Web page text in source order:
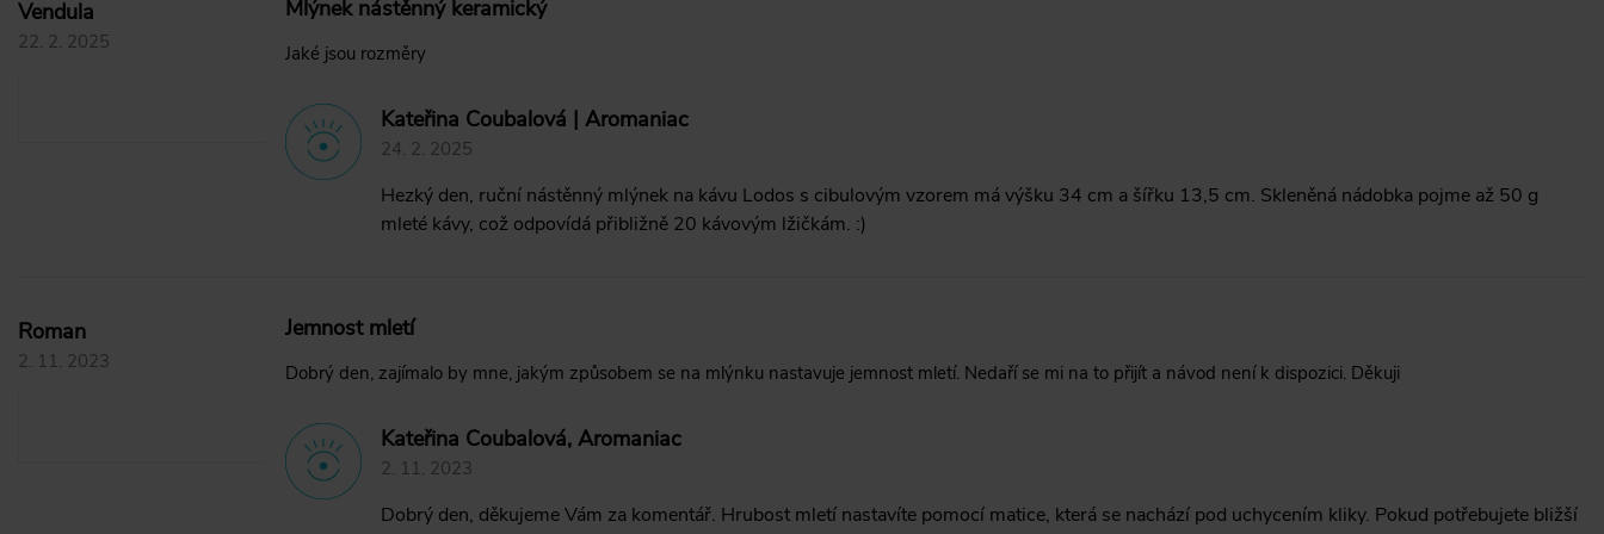
Vendula
22. 2. 2025
Mlýnek nástěnný keramický
Jaké jsou rozměry
Kateřina Coubalová | Aromaniac
24. 2. 2025
Hezký den, ruční nástěnný mlýnek na kávu Lodos s cibulovým vzorem má výšku 34 cm a šířku 13,5 cm. Skleněná nádobka pojme až 50 g
mleté kávy, což odpovídá přibližně 20 kávovým lžičkám. :)
Roman
2. 11. 2023
Jemnost mletí
Dobrý den, zajímalo by mne, jakým způsobem se na mlýnku nastavuje jemnost mletí. Nedaří se mi na to přijít a návod není k dispozici. Děkuji
Kateřina Coubalová, Aromaniac
2. 11. 2023
Dobrý den, děkujeme Vám za komentář. Hrubost mletí nastavíte pomocí matice, která se nachází pod uchycením kliky. Pokud potřebujete bližší